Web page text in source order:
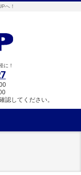
へ！
に！
認してください。